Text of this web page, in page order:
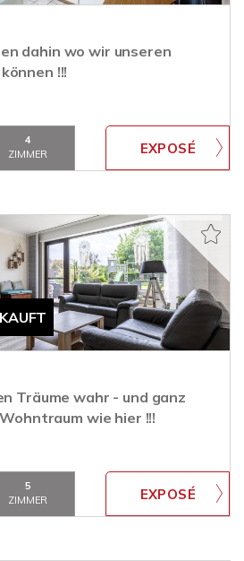
dahin wo wir unseren
!!!
4
ZIMMER
Träume wahr - und ganz
wie hier !!!
5
ZIMMER